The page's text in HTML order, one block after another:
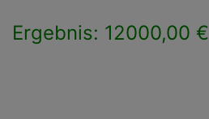
Ergebnis: 12000,00 €